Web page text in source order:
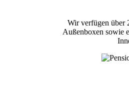
Wir verfügen über
Außenboxen sowie